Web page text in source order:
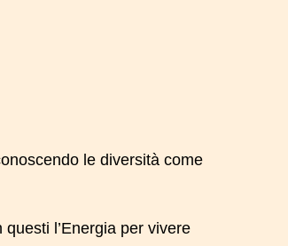
le diversità come
l’Energia per vivere